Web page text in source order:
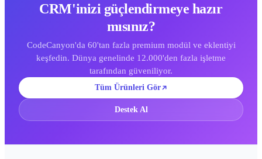
CRM'inizi güçlendirmeye hazır
mısınız?
CodeCanyon'da 60'tan fazla premium modül ve eklentiyi
keşfedin. Dünya genelinde 12.000'den fazla işletme
tarafından güveniliyor.
Tüm Ürünleri Gör
Destek Al